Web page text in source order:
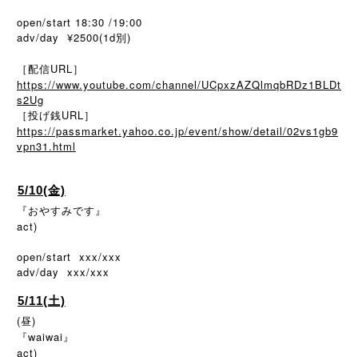
open/start 18:30 /19:00
adv/day ¥2500(1d別)
［配信URL］
https://www.youtube.com/channel/UCpxzAZQlmqbRDz1BLDt
s2Ug
［投げ銭URL］
https://passmarket.yahoo.co.jp/event/show/detail/02vs1gb9
vpn31.html
5/10(金)
『おやすみです』
act)
open/start xxx/xxx
adv/day xxx/xxx
5/11(土)
(昼)
『waiwai』
act)